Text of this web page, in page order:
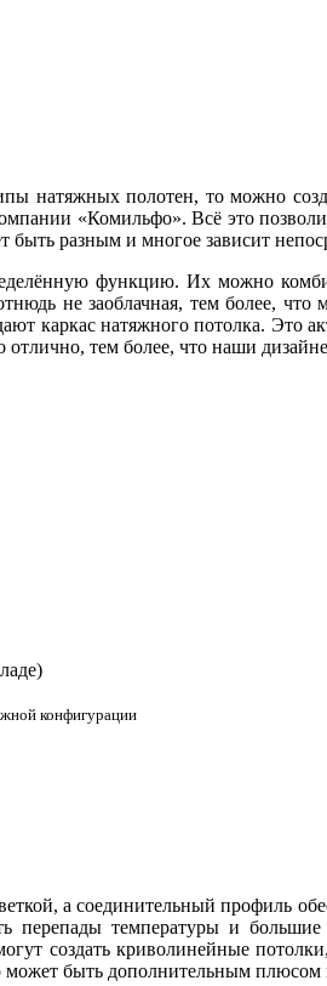
натяжных полотен, то можно
«Комильфо». Всё это
разным и многое зависит
функцию. Их можно
не заоблачная, тем более, что
каркас натяжного потолка. Это
тем более, что наши
конфигурации
а соединительный профиль
перепады температуры и
создать криволинейные
быть дополнительным плюсом